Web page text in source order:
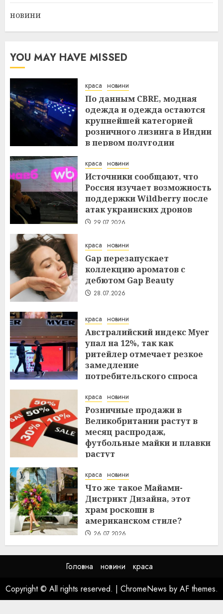
новини
YOU MAY HAVE MISSED
краса новини
По данным CBRE, модная
одежда и одежда остаются
крупнейшей категорией
розничного лизинга в Индии
в первом полугодии
краса новини
Источники сообщают, что
Россия изучает возможность
поддержки Wildberry после
атак украинских дронов
29.07.2026
краса новини
Gap перезапускает
коллекцию ароматов с
дебютом Gap Beauty
28.07.2026
краса новини
Австралийский индекс Myer
упал на 12%, так как
ритейлер отмечает резкое
замедление
потребительского спроса
краса новини
Розничные продажи в
Великобритании растут в
месяц распродаж,
футбольные майки и плавки
растут
краса новини
Что же такое Майами-
Дистрикт Дизайна, этот
храм роскоши в
американском стиле?
26.07.2026
Головна новини
краса
Copyright © All rights reserved. | ChromeNews by AF themes.